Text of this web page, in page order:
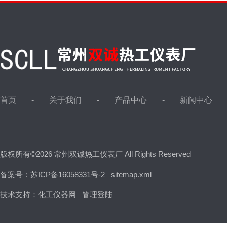
首页 关于我们 产品中心 新闻中心
版权所有©2026 常州双诚热工仪表厂 All Rights Reserved
备案号：苏ICP备16058331号-2 sitemap.xml
技术支持： 化工仪器网 管理登陆